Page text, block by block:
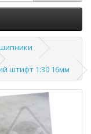
штифт 1:30 16мм